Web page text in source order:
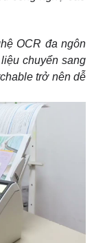
OCR đa ngôn
chuyển sang
trở nên dễ